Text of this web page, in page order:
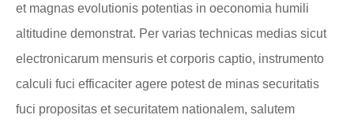
et magnas evolutionis potentias in oeconomia humili
altitudine demonstrat. Per varias technicas medias sicut
electronicarum mensuris et corporis captio, instrumento
calculi fuci efficaciter agere potest de minas securitatis
fuci propositas et securitatem nationalem, salutem